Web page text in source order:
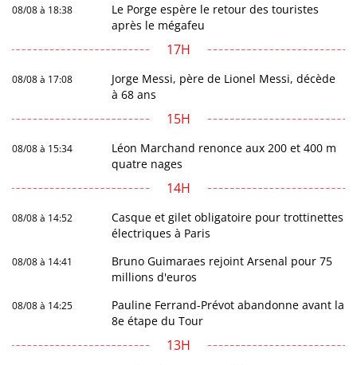
08/08 à 18:38
Le Porge espère le retour des touristes
après le mégafeu
17H
08/08 à 17:08
Jorge Messi, père de Lionel Messi, décède
à 68 ans
15H
08/08 à 15:34
Léon Marchand renonce aux 200 et 400 m
quatre nages
14H
08/08 à 14:52
Casque et gilet obligatoire pour trottinettes
électriques à Paris
08/08 à 14:41
Bruno Guimaraes rejoint Arsenal pour 75
millions d'euros
08/08 à 14:25
Pauline Ferrand-Prévot abandonne avant la
8e étape du Tour
13H